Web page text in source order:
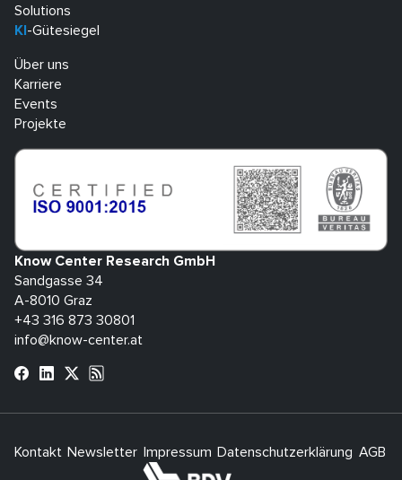
Solutions
KI -Gütesiegel
Über uns
Karriere
Events
Projekte
Know Center Research GmbH
Sandgasse 34
A-8010 Graz
+43 316 873 30801
info@know-center.at
Kontakt Newsletter Impressum Datenschutzerklärung AGB
bdva